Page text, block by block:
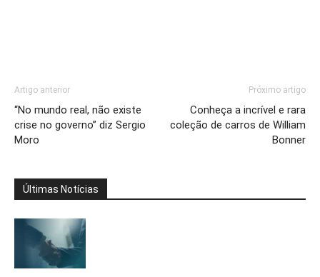
Artigo anterior
“No mundo real, não existe
crise no governo” diz Sergio
Moro
Próximo artigo
Conheça a incrível e rara
coleção de carros de William
Bonner
Últimas Notícias